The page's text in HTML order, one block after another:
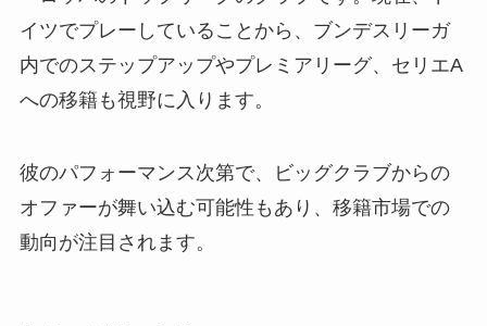
イツでプレーしていることから、ブンデスリーガ
内でのステップアップやプレミアリーグ、セリエA
への移籍も視野に入ります。
彼のパフォーマンス次第で、ビッグクラブからの
オファーが舞い込む可能性もあり、移籍市場での
動向が注目されます。